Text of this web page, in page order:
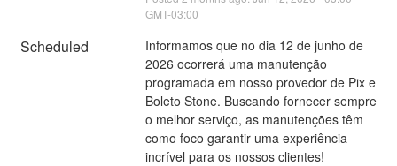
GMT-03:00
Scheduled
Informamos que no dia 12 de junho de
2026 ocorrerá uma manutenção
programada em nosso provedor de Pix e
Boleto Stone. Buscando fornecer sempre
o melhor serviço, as manutenções têm
como foco garantir uma experiência
incrível para os nossos clientes!